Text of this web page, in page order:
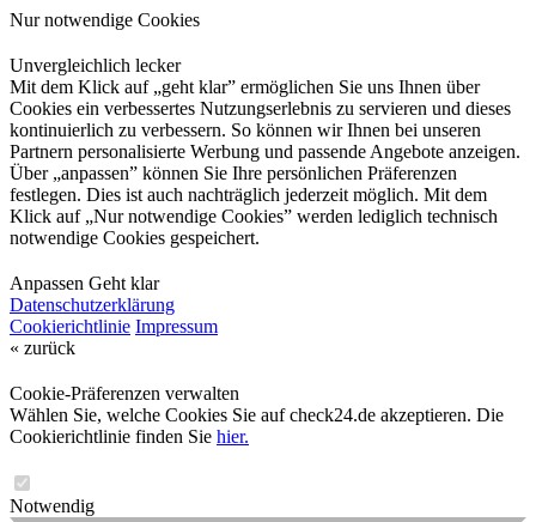
Nur notwendige Cookies
Unvergleichlich lecker
Mit dem Klick auf „geht klar” ermöglichen Sie uns Ihnen über
Cookies ein verbessertes Nutzungserlebnis zu servieren und dieses
kontinuierlich zu verbessern. So können wir Ihnen bei unseren
Partnern personalisierte Werbung und passende Angebote anzeigen.
Über „anpassen” können Sie Ihre persönlichen Präferenzen
festlegen. Dies ist auch nachträglich jederzeit möglich. Mit dem
Klick auf „Nur notwendige Cookies” werden lediglich technisch
notwendige Cookies gespeichert.
Anpassen Geht klar
Datenschutzerklärung
Cookierichtlinie Impressum
« zurück
Cookie-Präferenzen verwalten
Wählen Sie, welche Cookies Sie auf check24.de akzeptieren. Die
Cookierichtlinie finden Sie hier.
Notwendig